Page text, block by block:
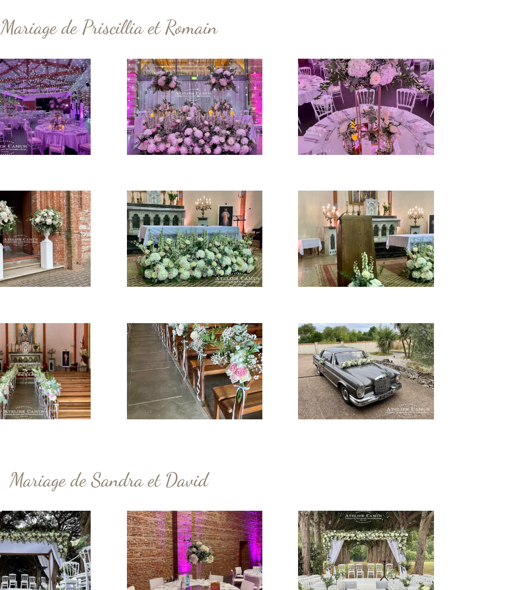
Mariage de Priscillia et Romain
Mariage de Sandra et David